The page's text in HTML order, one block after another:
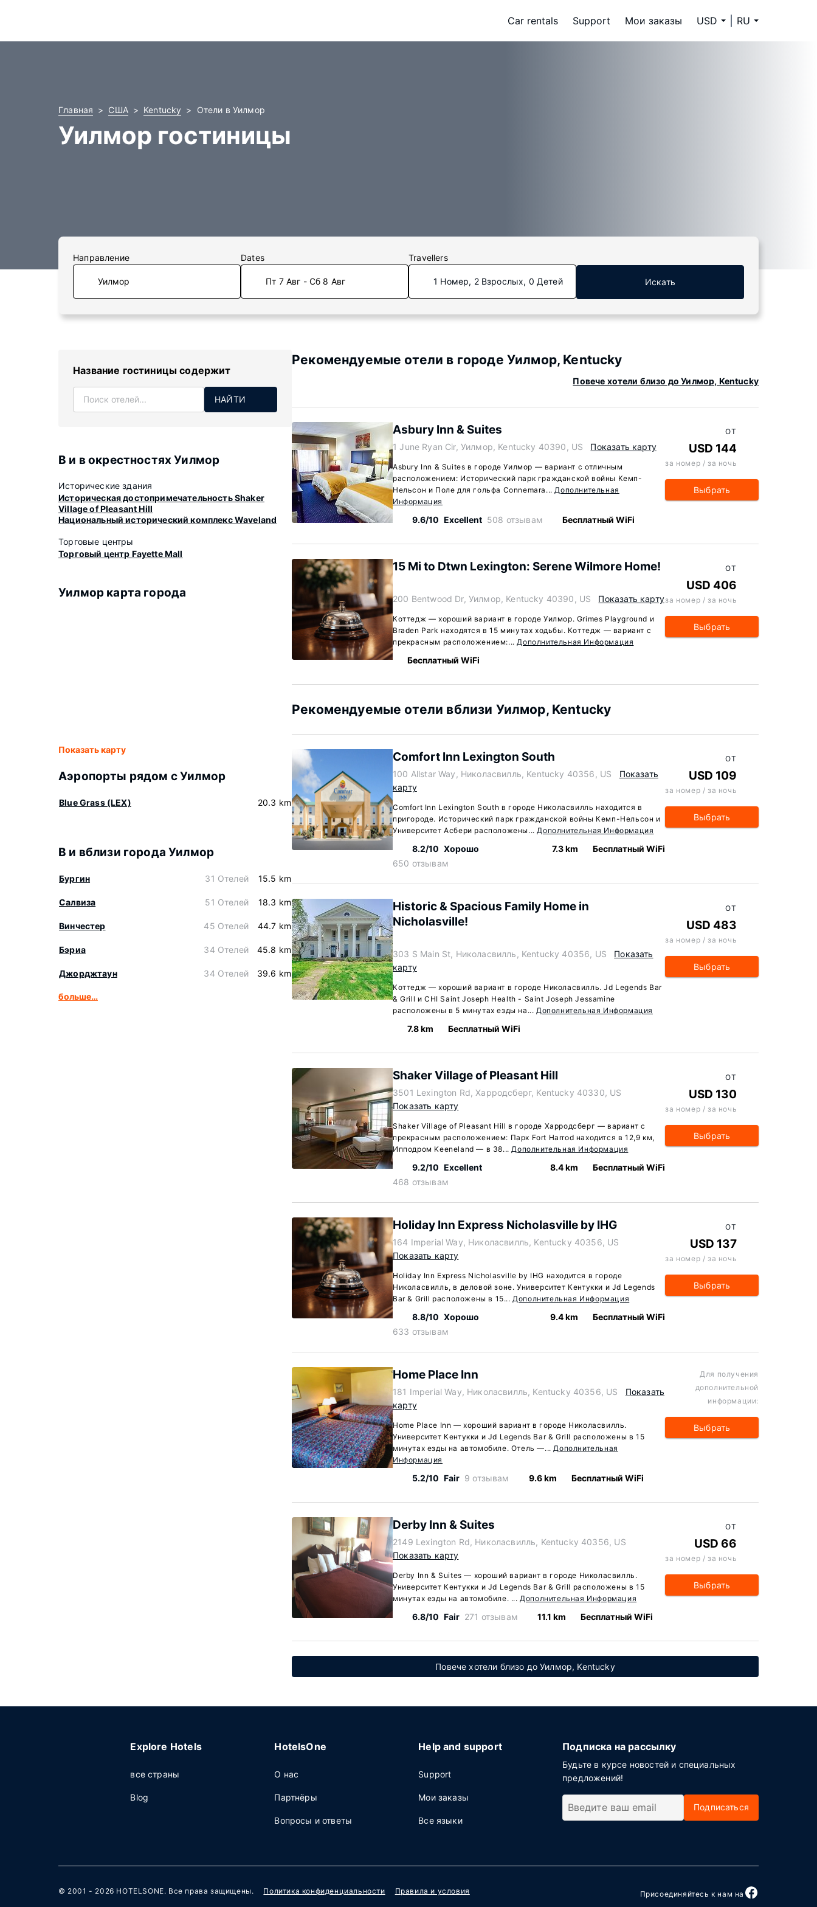
Car rentals Support Мои заказы USD RU
Главная США Kentucky Отели в Уилмор
Уилмор гостиницы
Направление Dates
Пт 7 Авг - Сб 8 Авг
Travellers
1 Номер, 2 Взрослых, 0 Детей Искать
Название гостиницы содержит
НАЙТИ
В и в окрестностях Уилмор
Исторические здания
Историческая достопримечательность Shaker
Village of Pleasant Hill
Национальный исторический комплекс Waveland
Торговые центры
Торговый центр Fayette Mall
Уилмор карта города
Показать карту
Аэропорты рядом с Уилмор
Blue Grass (LEX) 20.3 km
В и вблизи города Уилмор
Бургин 31 Отелей 15.5 km
Салвиза 51 Отелей 18.3 km
Винчестер 45 Отелей 44.7 km
Бэриа 34 Отелей 45.8 km
Джорджтаун 34 Отелей 39.6 km
больше…
Рекомендуемые отели в городе Уилмор, Kentucky
Повече хотели близо до Уилмор, Kentucky
Asbury Inn & Suites
1 June Ryan Cir, Уилмор, Kentucky 40390, US Показать карту
Asbury Inn & Suites в городе Уилмор — вариант с отличным
расположением: Исторический парк гражданской войны Кемп-
Нельсон и Поле для гольфа Connemara...Дополнительная
Информация
9.6/10 Excellent 508 отзывам Бесплатный WiFi
ОТ
USD 144
за номер / за ночь
Выбрать
15 Mi to Dtwn Lexington: Serene Wilmore Home!
200 Bentwood Dr, Уилмор, Kentucky 40390, US Показать карту
Коттедж — хороший вариант в городе Уилмор. Grimes Playground и
Braden Park находятся в 15 минутах ходьбы. Коттедж — вариант с
прекрасным расположением:...Дополнительная Информация
Бесплатный WiFi
ОТ
USD 406
за номер / за ночь
Выбрать
Рекомендуемые отели вблизи Уилмор, Kentucky
Comfort Inn Lexington South
100 Allstar Way, Николасвилль, Kentucky 40356, US
Показать
карту
Comfort Inn Lexington South в городе Николасвилль находится в
пригороде. Исторический парк гражданской войны Кемп-Нельсон и
Университет Асбери расположены...Дополнительная Информация
8.2/10 Хорошо
650 отзывам
7.3 km Бесплатный WiFi
ОТ
USD 109
за номер / за ночь
Выбрать
Historic & Spacious Family Home in
Nicholasville!
303 S Main St, Николасвилль, Kentucky 40356, US
Показать
карту
Коттедж — хороший вариант в городе Николасвилль. Jd Legends Bar
& Grill и CHI Saint Joseph Health - Saint Joseph Jessamine
расположены в 5 минутах езды на...Дополнительная Информация
7.8 km Бесплатный WiFi
ОТ
USD 483
за номер / за ночь
Выбрать
Shaker Village of Pleasant Hill
3501 Lexington Rd, Харродсберг, Kentucky 40330, US
Показать карту
Shaker Village of Pleasant Hill в городе Харродсберг — вариант с
прекрасным расположением: Парк Fort Harrod находится в 12,9 км,
Ипподром Keeneland — в 38...Дополнительная Информация
9.2/10 Excellent
468 отзывам
8.4 km Бесплатный WiFi
ОТ
USD 130
за номер / за ночь
Выбрать
Holiday Inn Express Nicholasville by IHG
164 Imperial Way, Николасвилль, Kentucky 40356, US
Показать карту
Holiday Inn Express Nicholasville by IHG находится в городе
Николасвилль, в деловой зоне. Университет Кентукки и Jd Legends
Bar & Grill расположены в 15...Дополнительная Информация
8.8/10 Хорошо
633 отзывам
9.4 km Бесплатный WiFi
ОТ
USD 137
за номер / за ночь
Выбрать
Home Place Inn
181 Imperial Way, Николасвилль, Kentucky 40356, US
Показать
карту
Home Place Inn — хороший вариант в городе Николасвилль.
Университет Кентукки и Jd Legends Bar & Grill расположены в 15
минутах езды на автомобиле. Отель —...Дополнительная
Информация
5.2/10 Fair 9 отзывам 9.6 km Бесплатный WiFi
Для получения
дополнительной
информации:
Выбрать
Derby Inn & Suites
2149 Lexington Rd, Николасвилль, Kentucky 40356, US
Показать карту
Derby Inn & Suites — хороший вариант в городе Николасвилль.
Университет Кентукки и Jd Legends Bar & Grill расположены в 15
минутах езды на автомобиле. ...Дополнительная Информация
6.8/10 Fair 271 отзывам 11.1 km Бесплатный WiFi
ОТ
USD 66
за номер / за ночь
Выбрать
Повече хотели близо до Уилмор, Kentucky
Explore Hotels
все страны
Blog
HotelsOne
О нас
Партнёры
Вопросы и ответы
Help and support
Support
Мои заказы
Все языки
Подписка на рассылку
Будьте в курсе новостей и специальных
предложений!
Подписаться
© 2001 - 2026 HOTELSONE. Все права защищены. Политика конфиденциальности Правила и условия Присоединяйтесь к нам на